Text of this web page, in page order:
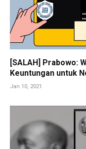
[SALAH] Prabowo:
Keuntungan untuk
Jan 10, 2021